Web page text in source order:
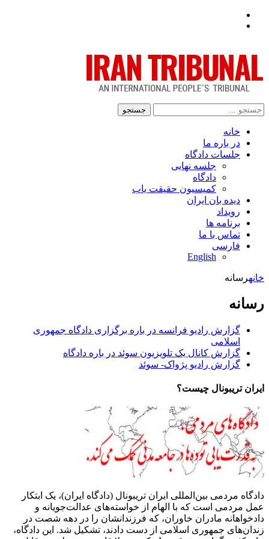
جستجو
خانه
در باره ما
جلسات دادگاه
جلسه نهایی
دادگاه
کمیسیون حقیقت یاب
دیده بان ایران
رویداد
برنامه ها
تماس با ما
فارسی
English
خانهرسانه
رسانه
گزارش رادیو فرانسه در باره برگزاری دادگاه جمهوری
اسلامی
گزارش کانال یک تلویزیون سوئد در باره دادگاه
گزارش رادیو پژواک- سوئد
ایران تریبونال چیست؟
دادگاه مردمی بین‌المللی ایران تریبونال (دادگاه ایران)، یک ابتکار
عمل مردمی است که با الهام از خواسته‌های عدالت‌جویانه و
دادخواهانه مادران خاوران، که فرزندانشان را در دهه شصت در
زندان‌های جمهوری اسلامی از دست دادند، تشکیل شد. این دادگاه،